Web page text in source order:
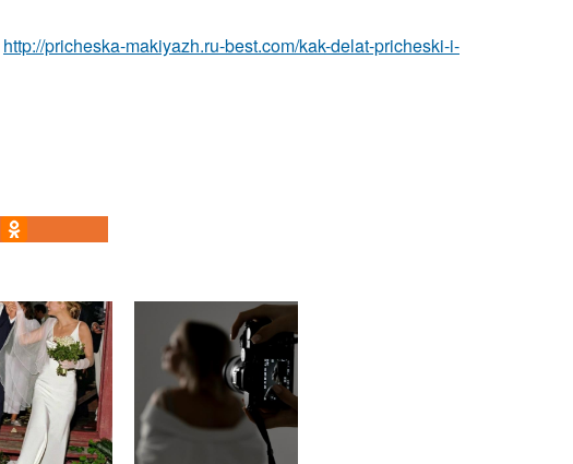
http://pricheska-makiyazh.ru-best.com/kak-delat-pricheski-i-